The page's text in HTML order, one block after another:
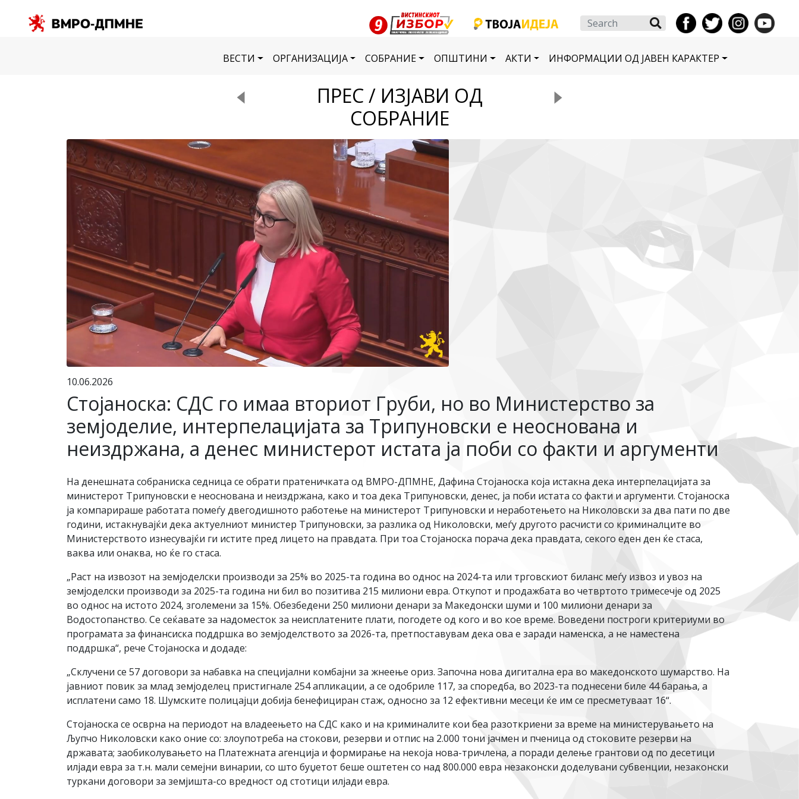
Search
ВЕСТИ ОРГАНИЗАЦИЈА СОБРАНИЕ ОПШТИНИ АКТИ ИНФОРМАЦИИ ОД ЈАВЕН КАРАКТЕР
ПРЕС / ИЗЈАВИ ОД
СОБРАНИЕ
10.06.2026
Стојаноска: СДС го имаа вториот Груби, но во Министерство за
земјоделие, интерпелацијата за Трипуновски е неоснована и
неиздржана, а денес министерот истата ја поби со факти и аргументи
На денешната собраниска седница се обрати пратеничката од ВМРО-ДПМНЕ, Дафина Стојаноска која истакна дека интерпелацијата за
министерот Трипуновски е неоснована и неиздржана, како и тоа дека Трипуновски, денес, ја поби истата со факти и аргументи. Стојаноска
ја компарираше работата помеѓу двегодишното работење на министерот Трипуновски и неработењето на Николовски за два пати по две
години, истакнувајќи дека актуелниот министер Трипуновски, за разлика од Николовски, меѓу другото расчисти со криминалците во
Министерството изнесувајќи ги истите пред лицето на правдата. При тоа Стојаноска порача дека правдата, секого еден ден ќе стаса,
ваква или онаква, но ќе го стаса.
„Раст на извозот на земјоделски производи за 25% во 2025-та година во однос на 2024-та или трговскиот биланс меѓу извоз и увоз на
земјоделски производи за 2025-та година ни бил во позитива 215 милиони евра. Откупот и продажбата во четвртото тримесечје од 2025
во однос на истото 2024, зголемени за 15%. Обезбедени 250 милиони денари за Македонски шуми и 100 милиони денари за
Водостопанство. Се сеќавате за надоместок за неисплатените плати, погодете од кого и во кое време. Воведени построги критериуми во
програмата за финансиска поддршка во земјоделството за 2026-та, претпоставувам дека ова е заради наменска, а не наместена
поддршка“, рече Стојаноска и додаде:
„Склучени се 57 договори за набавка на специјални комбајни за жнеење ориз. Започна нова дигитална ера во македонското шумарство. На
јавниот повик за млад земјоделец пристигнале 254 апликации, а се одобриле 117, за споредба, во 2023-та поднесени биле 44 барања, а
исплатени само 18. Шумските полицајци добија бенефициран стаж, односно за 12 ефективни месеци ќе им се пресметуваат 16“.
Стојаноска се осврна на периодот на владеењето на СДС како и на криминалите кои беа разоткриени за време на министерувањето на
Љупчо Николовски како оние со: злоупотреба на стокови, резерви и отпис на 2.000 тони јачмен и пченица од стоковите резерви на
државата; заобиколувањето на Платежната агенција и формирање на некоја нова-тричлена, а поради делење грантови од по десетици
илјади евра за т.н. мали семејни винарии, со што буџетот беше оштетен со над 800.000 евра незаконски доделувани субвенции, незаконски
туркани договори за земјишта-со вредност од стотици илјади евра.